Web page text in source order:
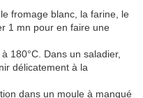
fromage blanc, la farine, le
1 mn pour en faire une
180°C. Dans un saladier,
délicatement à la
dans un moule à manqué